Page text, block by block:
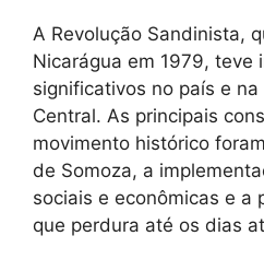
A Revolução Sandinista,
Nicarágua em 1979, teve
significativos no país e
Central. As principais
movimento histórico
de Somoza, a
sociais e econômicas e a
que perdura até os dias